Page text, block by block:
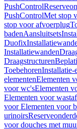
PushControl
PushControlMet stop
stop voor afvoerplug
badenAansluitsets
Duofix
Installatiewanden
Draagstructuren
ToebehorenInstallatie-
elementenElementen
voor wc'sElementen
Elementen voor
voor Elementen voor
urinoirs
voor douches met